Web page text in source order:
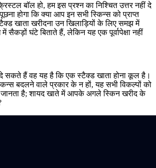
बॉल हो, हम इस प्रश्न का निश्चित उत्तर नहीं दे
होगा कि क्या आप इन सभी स्किन्स को प्राप्त
खाता खरीदना उन खिलाड़ियों के लिए समझ में
सैकड़ों घंटे बिताते हैं, लेकिन यह एक पूर्वापेक्षा नहीं
सकते हैं वह यह है कि एक स्टैक्ड खाता होना कूल है।
बदलने वाले प्रकार के न हों, यह सभी विकल्पों को
है; शायद खाते में आपके अगले स्किन खरीद के